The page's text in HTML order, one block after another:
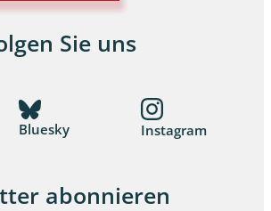
Sie uns
Bluesky Instagram
abonnieren